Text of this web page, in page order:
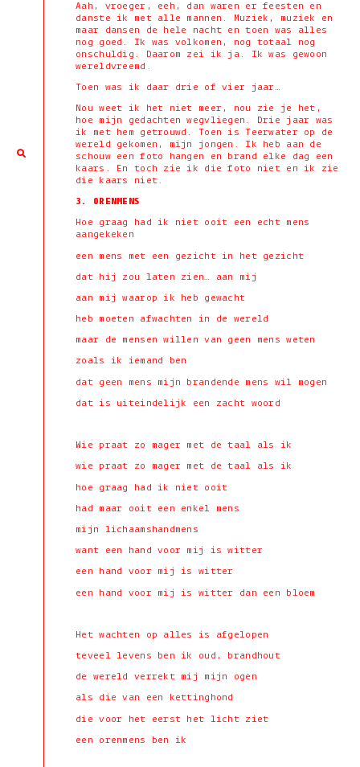
Aah, vroeger, eeh, dan waren er feesten en
danste ik met alle mannen. Muziek, muziek en
maar dansen de hele nacht en toen was alles
nog goed. Ik was volkomen, nog totaal nog
onschuldig. Daarom zei ik ja. Ik was gewoon
wereldvreemd.
Toen was ik daar drie of vier jaar…
Nou weet ik het niet meer, nou zie je het,
hoe mijn gedachten wegvliegen. Drie jaar was
ik met hem getrouwd. Toen is Teerwater op de
wereld gekomen, mijn jongen. Ik heb aan de
schouw een foto hangen en brand elke dag een
kaars. En toch zie ik die foto niet en ik zie
die kaars niet.
3. ORENMENS
Hoe graag had ik niet ooit een echt mens
aangekeken
een mens met een gezicht in het gezicht
dat hij zou laten zien… aan mij
aan mij waarop ik heb gewacht
heb moeten afwachten in de wereld
maar de mensen willen van geen mens weten
zoals ik iemand ben
dat geen mens mijn brandende mens wil mogen
dat is uiteindelijk een zacht woord
Wie praat zo mager met de taal als ik
wie praat zo mager met de taal als ik
hoe graag had ik niet ooit
had maar ooit een enkel mens
mijn lichaamshandmens
want een hand voor mij is witter
een hand voor mij is witter
een hand voor mij is witter dan een bloem
Het wachten op alles is afgelopen
teveel levens ben ik oud, brandhout
de wereld verrekt mij mijn ogen
als die van een kettinghond
die voor het eerst het licht ziet
een orenmens ben ik